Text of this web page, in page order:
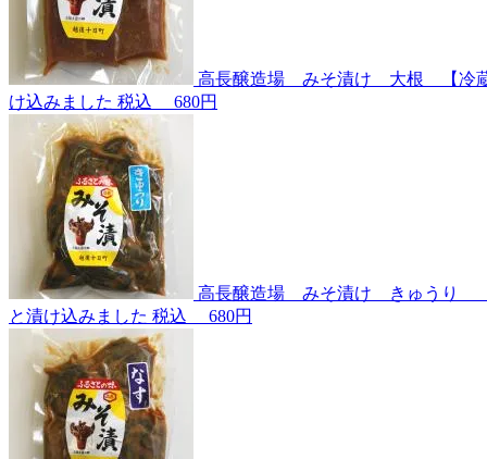
高長醸造場 みそ漬け 大根 【冷
け込みました 税込 680円
高長醸造場 みそ漬け きゅうり
と漬け込みました 税込 680円